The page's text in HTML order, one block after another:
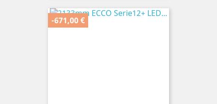
-671,00 €